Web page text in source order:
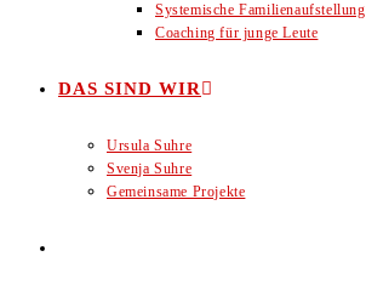
Systemische Familienaufstellung
Coaching für junge Leute
DAS SIND WIR
Ursula Suhre
Svenja Suhre
Gemeinsame Projekte